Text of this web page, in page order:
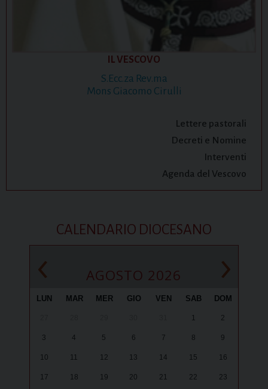
IL VESCOVO
S.Ecc.za Rev.ma
Mons Giacomo Cirulli
Lettere pastorali
Decreti e Nomine
Interventi
Agenda del Vescovo
CALENDARIO DIOCESANO
‹ AGOSTO 2026 ›
LUN MAR MER GIO VEN SAB DOM
1 2
3 4 5 6 7 8 9
10 11 12 13 14 15 16
17 18 19 20 21 22 23